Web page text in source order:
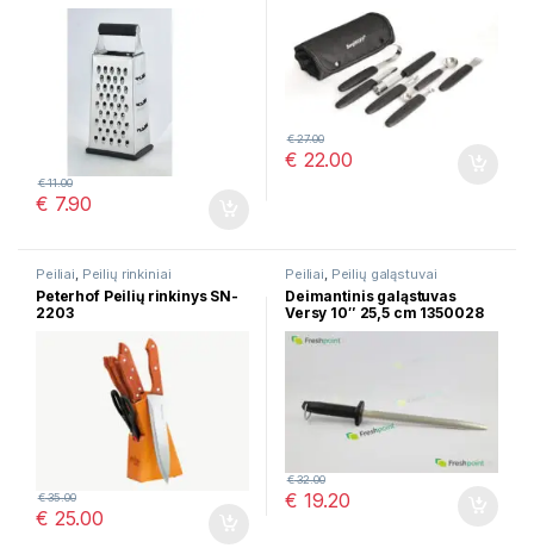
€ 7.90
€11.00
€ 22.00
€27.00
Peiliai Peilių rinkiniai
Peterhof Peilių rinkinys SN-
2203
€ 25.00
€35.00
Peiliai Peilių galąstuvai
Deimantinis galąstuvas
Versy 10″ 25,5 cm 1350028
€ 19.20
€32.00